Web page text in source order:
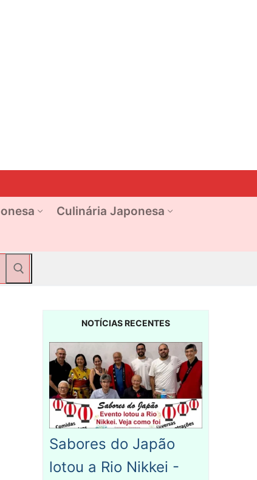
Culinária Japonesa
NOTÍCIAS RECENTES
Sabores do Japão
lotou a Rio Nikkei -